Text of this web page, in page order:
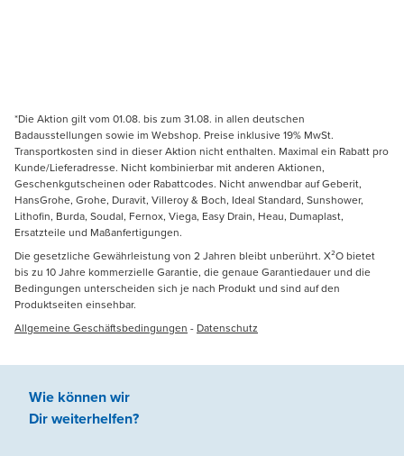
*Die Aktion gilt vom 01.08. bis zum 31.08. in allen deutschen
Badausstellungen sowie im Webshop. Preise inklusive 19% MwSt.
Transportkosten sind in dieser Aktion nicht enthalten. Maximal ein Rabatt pro
Kunde/Lieferadresse. Nicht kombinierbar mit anderen Aktionen,
Geschenkgutscheinen oder Rabattcodes. Nicht anwendbar auf Geberit,
HansGrohe, Grohe, Duravit, Villeroy & Boch, Ideal Standard, Sunshower,
Lithofin, Burda, Soudal, Fernox, Viega, Easy Drain, Heau, Dumaplast,
Ersatzteile und Maßanfertigungen.
Die gesetzliche Gewährleistung von 2 Jahren bleibt unberührt. X²O bietet
bis zu 10 Jahre kommerzielle Garantie, die genaue Garantiedauer und die
Bedingungen unterscheiden sich je nach Produkt und sind auf den
Produktseiten einsehbar.
Allgemeine Geschäftsbedingungen - Datenschutz
Wie können wir
Dir weiterhelfen?